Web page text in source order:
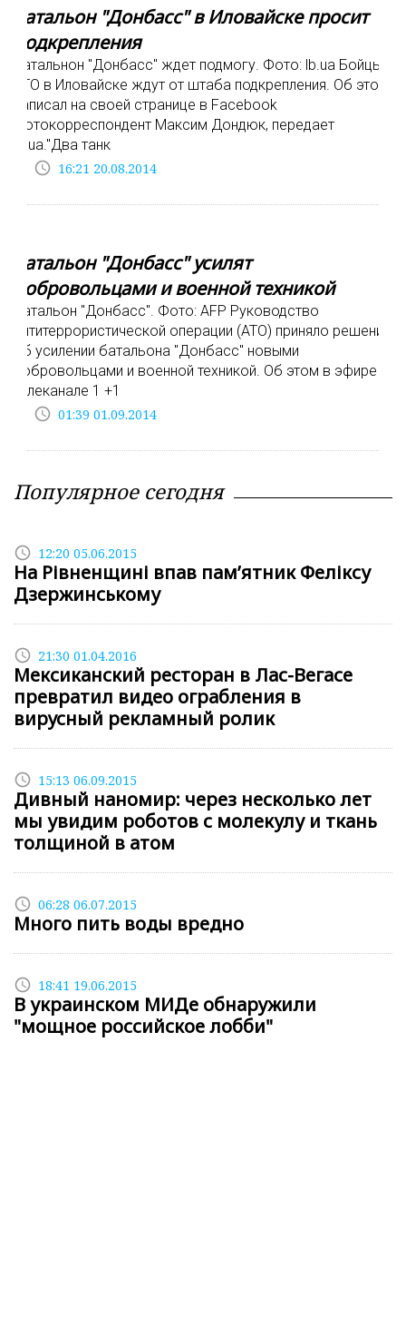
Батальон "Донбасс" в Иловайске просит
подкрепления
Батальнон "Донбасс" ждет подмогу. Фото: lb.ua Бойцы
АТО в Иловайске ждут от штаба подкрепления. Об этом
написал на своей странице в Facebook
фотокорреспондент Максим Дондюк, передает
lb.ua."Два танк
access_time 16:21 20.08.2014
Батальон "Донбасс" усилят
добровольцами и военной техникой
Батальон "Донбасс". Фото: AFP Руководство
антитеррористической операции (АТО) приняло решение
об усилении батальона "Донбасс" новыми
добровольцами и военной техникой. Об этом в эфире
телеканале 1 +1
access_time 01:39 01.09.2014
Популярное сегодня
access_time 12:20 05.06.2015
На Рівненщині впав пам’ятник Феліксу
Дзержинському
access_time 21:30 01.04.2016
Мексиканский ресторан в Лас-Вегасе
превратил видео ограбления в
вирусный рекламный ролик
access_time 15:13 06.09.2015
Дивный наномир: через несколько лет
мы увидим роботов с молекулу и ткань
толщиной в атом
access_time 06:28 06.07.2015
Много пить воды вредно
access_time 18:41 19.06.2015
В украинском МИДе обнаружили
"мощное российское лобби"